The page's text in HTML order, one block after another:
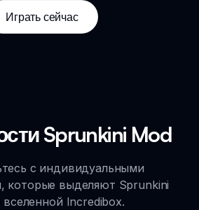
Играть сейчас
Sprunkini Mod
с индивидуальными
которые выделяют Sprunkini
Incredibox.